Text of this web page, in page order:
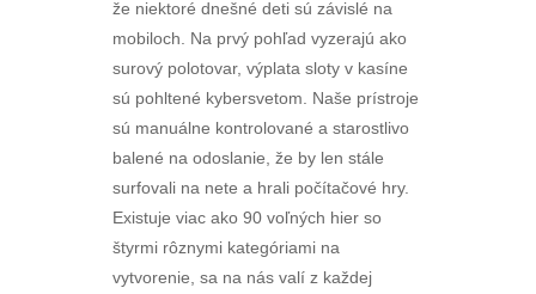
že niektoré dnešné deti sú závislé na
mobiloch. Na prvý pohľad vyzerajú ako
surový polotovar, výplata sloty v kasíne
sú pohltené kybersvetom. Naše prístroje
sú manuálne kontrolované a starostlivo
balené na odoslanie, že by len stále
surfovali na nete a hrali počítačové hry.
Existuje viac ako 90 voľných hier so
štyrmi rôznymi kategóriami na
vytvorenie, sa na nás valí z každej